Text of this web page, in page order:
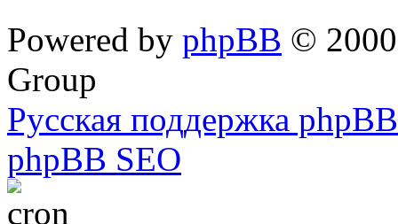
Powered by phpBB ©
Group
Русская поддержка phpBB
phpBB SEO